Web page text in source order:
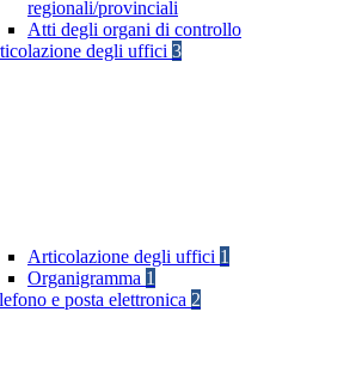
regionali/provinciali
Atti degli organi di controllo
degli uffici 3
Articolazione degli uffici 1
Organigramma 1
e posta elettronica 2